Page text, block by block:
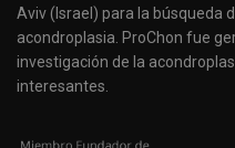
Aviv (Israel) para la búsqueda
acondroplasia. ProChon fue
investigación de la
interesantes.